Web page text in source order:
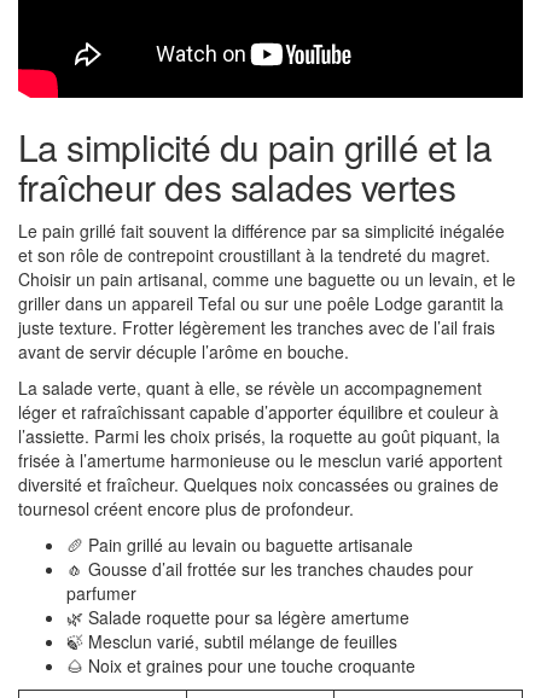
La simplicité du pain grillé et la
fraîcheur des salades vertes
Le pain grillé fait souvent la différence par sa simplicité inégalée
et son rôle de contrepoint croustillant à la tendreté du magret.
Choisir un pain artisanal, comme une baguette ou un levain, et le
griller dans un appareil Tefal ou sur une poêle Lodge garantit la
juste texture. Frotter légèrement les tranches avec de l’ail frais
avant de servir décuple l’arôme en bouche.
La salade verte, quant à elle, se révèle un accompagnement
léger et rafraîchissant capable d’apporter équilibre et couleur à
l’assiette. Parmi les choix prisés, la roquette au goût piquant, la
frisée à l’amertume harmonieuse ou le mesclun varié apportent
diversité et fraîcheur. Quelques noix concassées ou graines de
tournesol créent encore plus de profondeur.
🥖 Pain grillé au levain ou baguette artisanale
🧄 Gousse d’ail frottée sur les tranches chaudes pour
parfumer
🌿 Salade roquette pour sa légère amertume
🍃 Mesclun varié, subtil mélange de feuilles
🌰 Noix et graines pour une touche croquante